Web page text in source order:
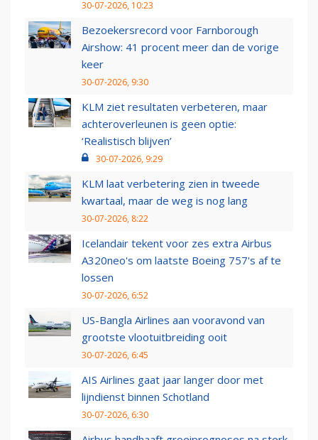
30-07-2026, 10:23
Bezoekersrecord voor Farnborough
Airshow: 41 procent meer dan de vorige
keer
30-07-2026, 9:30
KLM ziet resultaten verbeteren, maar
achteroverleunen is geen optie:
‘Realistisch blijven’
30-07-2026, 9:29
KLM laat verbetering zien in tweede
kwartaal, maar de weg is nog lang
30-07-2026, 8:22
Icelandair tekent voor zes extra Airbus
A320neo's om laatste Boeing 757's af te
lossen
30-07-2026, 6:52
US-Bangla Airlines aan vooravond van
grootste vlootuitbreiding ooit
30-07-2026, 6:45
AIS Airlines gaat jaar langer door met
lijndienst binnen Schotland
30-07-2026, 6:30